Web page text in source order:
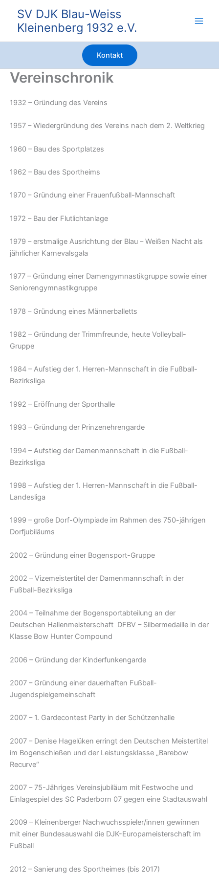
Inhalt
springen
SV DJK Blau-Weiss
Kleinenberg 1932 e.V.
Kontakt
Vereinschronik
1932 – Gründung des Vereins
1957 – Wiedergründung des Vereins nach dem 2. Weltkrieg
1960 – Bau des Sportplatzes
1962 – Bau des Sportheims
1970 – Gründung einer Frauenfußball-Mannschaft
1972 – Bau der Flutlichtanlage
1979 – erstmalige Ausrichtung der Blau – Weißen Nacht als
jährlicher Karnevalsgala
1977 – Gründung einer Damengymnastikgruppe sowie einer
Seniorengymnastikgruppe
1978 – Gründung eines Männerballetts
1982 – Gründung der Trimmfreunde, heute Volleyball-
Gruppe
1984 – Aufstieg der 1. Herren-Mannschaft in die Fußball-
Bezirksliga
1992 – Eröffnung der Sporthalle
1993 – Gründung der Prinzenehrengarde
1994 – Aufstieg der Damenmannschaft in die Fußball-
Bezirksliga
1998 – Aufstieg der 1. Herren-Mannschaft in die Fußball-
Landesliga
1999 – große Dorf-Olympiade im Rahmen des 750-jährigen
Dorfjubiläums
2002 – Gründung einer Bogensport-Gruppe
2002 – Vizemeistertitel der Damenmannschaft in der
Fußball-Bezirksliga
2004 – Teilnahme der Bogensportabteilung an der
Deutschen Hallenmeisterschaft DFBV – Silbermedaille in der
Klasse Bow Hunter Compound
2006 – Gründung der Kinderfunkengarde
2007 – Gründung einer dauerhaften Fußball-
Jugendspielgemeinschaft
2007 – 1. Gardecontest Party in der Schützenhalle
2007 – Denise Hagelüken erringt den Deutschen Meistertitel
im Bogenschießen und der Leistungsklasse „Barebow
Recurve“
2007 – 75-Jähriges Vereinsjubiläum mit Festwoche und
Einlagespiel des SC Paderborn 07 gegen eine Stadtauswahl
2009 – Kleinenberger Nachwuchsspieler/innen gewinnen
mit einer Bundesauswahl die DJK-Europameisterschaft im
Fußball
2012 – Sanierung des Sportheimes (bis 2017)